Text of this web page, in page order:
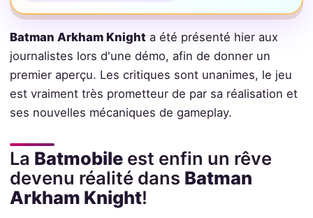
Batman Arkham Knight a été présenté hier aux
journalistes lors d'une démo, afin de donner un
premier aperçu. Les critiques sont unanimes, le jeu
est vraiment très prometteur de par sa réalisation et
ses nouvelles mécaniques de gameplay.
La Batmobileest enfin un rêve
devenu réalité dans Batman
Arkham Knight!